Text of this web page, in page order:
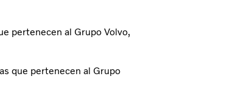
pertenecen al Grupo Volvo,
que pertenecen al Grupo